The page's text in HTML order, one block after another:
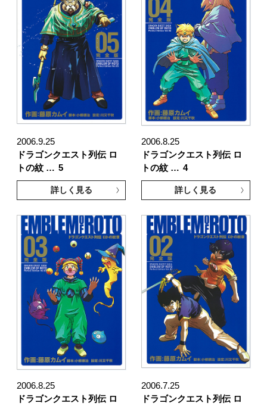
2006.9.25
ドラゴンクエスト列伝 ロ
トの紋 … 5
詳しく見る
2006.8.25
ドラゴンクエスト列伝 ロ
トの紋 … 4
詳しく見る
2006.8.25
ドラゴンクエスト列伝 ロ
2006.7.25
ドラゴンクエスト列伝 ロ